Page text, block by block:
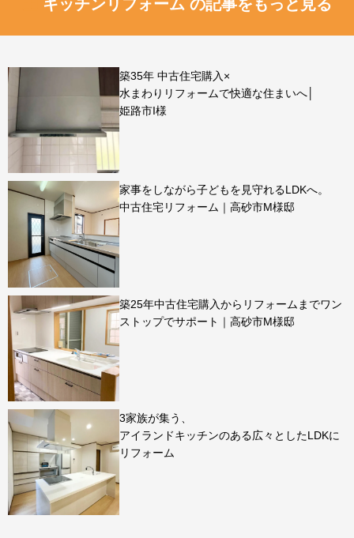
キッチンリフォーム の記事をもっと見る
築35年 中古住宅購入×
水まわりリフォームで快適な住まいへ│
姫路市I様
家事をしながら子どもを見守れるLDKへ。
中古住宅リフォーム｜高砂市M様邸
築25年中古住宅購入からリフォームまでワン
ストップでサポート｜高砂市M様邸
3家族が集う、
アイランドキッチンのある広々としたLDKに
リフォーム